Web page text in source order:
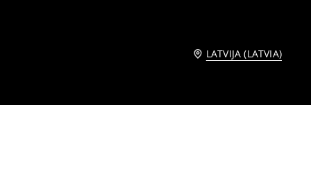
LATVIJA (LATVIA)